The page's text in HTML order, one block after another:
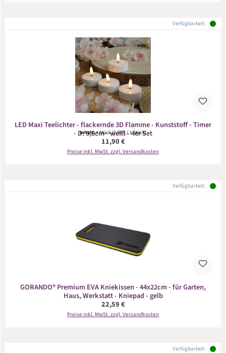
Verfügbarkeit:
LED Maxi Teelichter - flackernde 3D Flamme - Kunststoff - Timer
- D: 5,8cm - weiß - 4er Set
Inhalt:4 Stück(2,98 € / 1 Stück)
Regulärer Preis:
11,90 €
Preise inkl. MwSt. zzgl. Versandkosten
Verfügbarkeit:
GORANDO® Premium EVA Kniekissen - 44x22cm - für Garten,
Haus, Werkstatt - Kniepad - gelb
Regulärer Preis:
22,59 €
Preise inkl. MwSt. zzgl. Versandkosten
Verfügbarkeit: